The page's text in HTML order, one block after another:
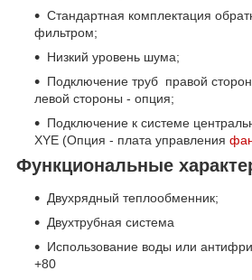
Стандартная комплектация
фильтром;
Низкий уровень шума;
Подключение труб правой
левой стороны - опция;
Подключение к системе
XYE (Опция - плата управления
Функциональные
Двухрядный теплообменник;
Двухтрубная система
Использование воды или
+80